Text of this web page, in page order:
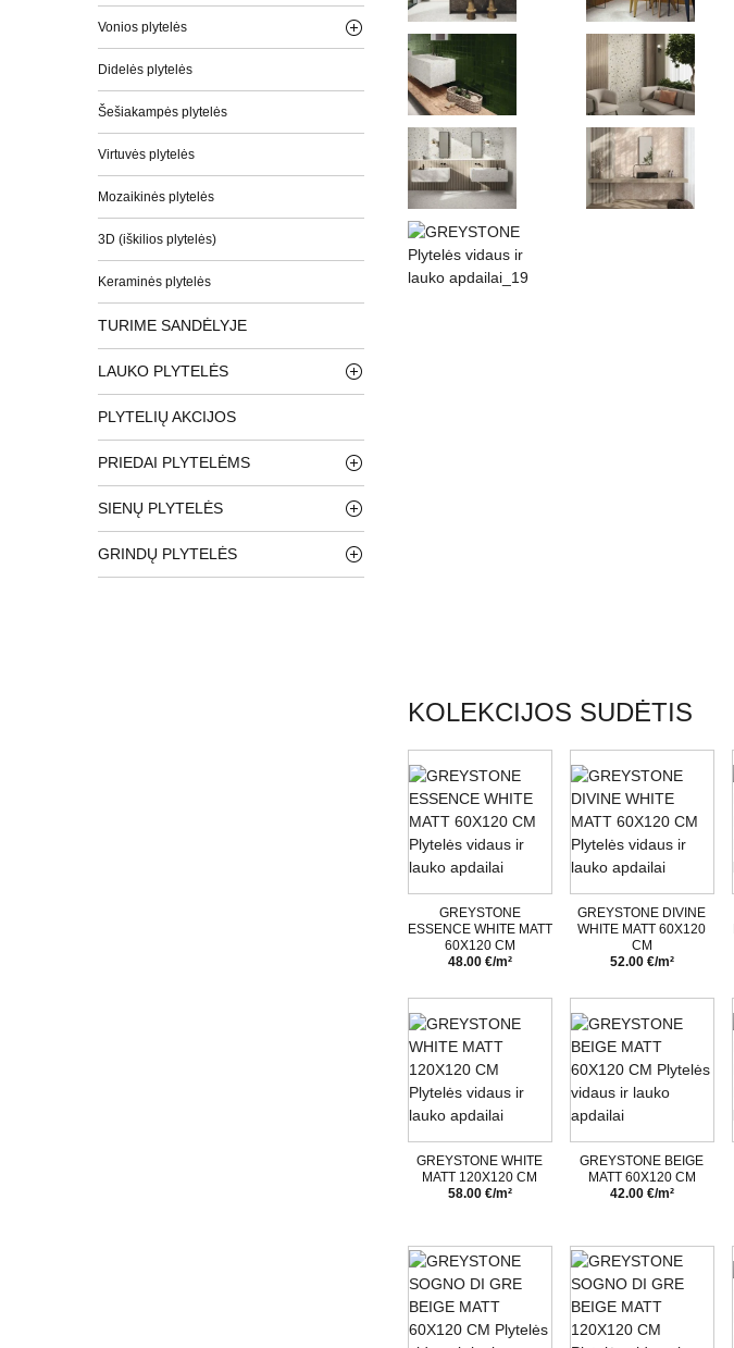
Vonios plytelės
Didelės plytelės
Šešiakampės plytelės
Virtuvės plytelės
Mozaikinės plytelės
3D (iškilios plytelės)
Keraminės plytelės
TURIME SANDĖLYJE
LAUKO PLYTELĖS
PLYTELIŲ AKCIJOS
PRIEDAI PLYTELĖMS
SIENŲ PLYTELĖS
GRINDŲ PLYTELĖS
KOLEKCIJOS SUDĖTIS
GREYSTONE
ESSENCE WHITE MATT
60X120 CM
48.00 €/m²
GREYSTONE DIVINE
WHITE MATT 60X120
CM
52.00 €/m²
GREYSTONE WHITE
MATT 120X120 CM
58.00 €/m²
GREYSTONE BEIGE
MATT 60X120 CM
42.00 €/m²